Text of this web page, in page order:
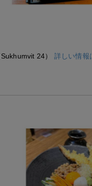
24） 詳しい情報